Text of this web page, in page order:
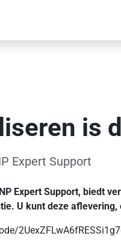
is
Expert Support
Expert Support, biedt
U kunt deze